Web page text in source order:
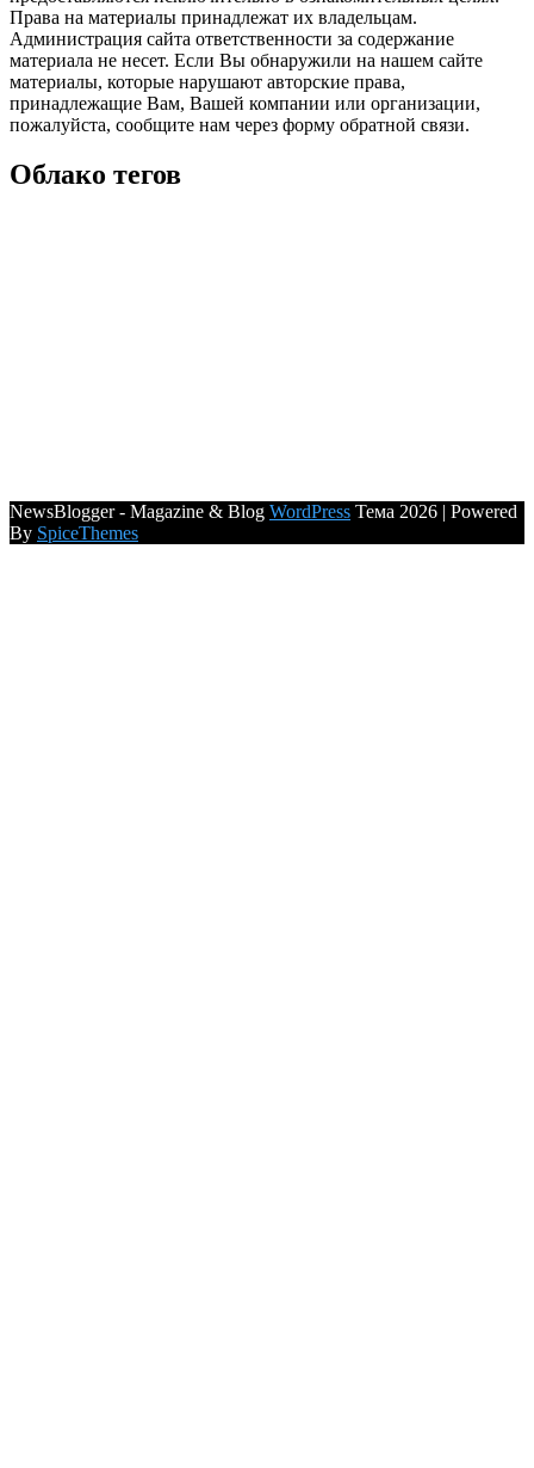
Права на материалы принадлежат их владельцам.
Администрация сайта ответственности за содержание
материала не несет. Если Вы обнаружили на нашем сайте
материалы, которые нарушают авторские права,
принадлежащие Вам, Вашей компании или организации,
пожалуйста, сообщите нам через форму обратной связи.
Облако тегов
NewsBlogger - Magazine & Blog WordPress Тема 2026 | Powered
By SpiceThemes